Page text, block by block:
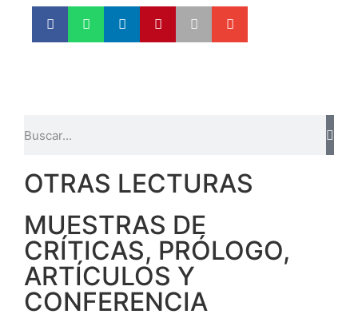
OTRAS LECTURAS
MUESTRAS DE
CRÍTICAS, PRÓLOGO,
ARTÍCULOS Y
CONFERENCIA